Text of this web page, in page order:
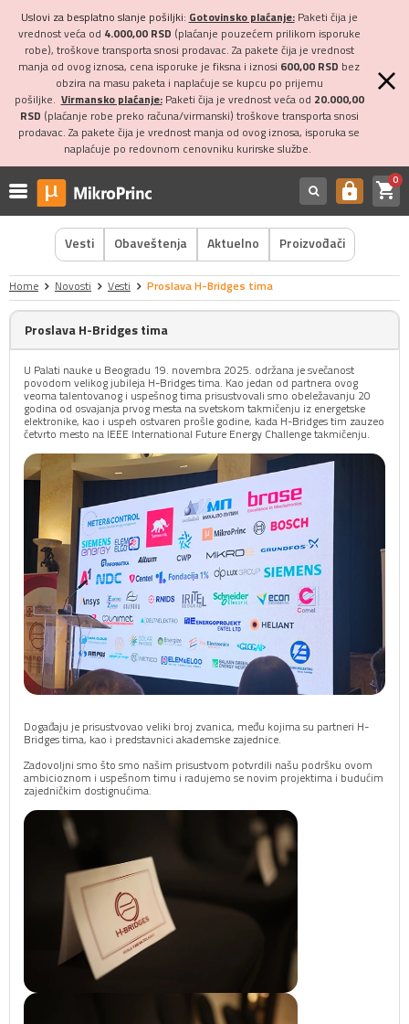
Uslovi za besplatno slanje pošiljki: Gotovinsko plaćanje:Paketi čija je
vrednost veća od 4.000,00 RSD (plaćanje pouzećem prilikom isporuke
robe), troškove transporta snosi prodavac. Za pakete čija je vrednost
manja od ovog iznosa, cena isporuke je fiksna i iznosi 600,00 RSD bez
obzira na masu paketa i naplaćuje se kupcu po prijemu
pošiljke. Virmansko plaćanje:Paketi čija je vrednost veća od 20.000,00
RSD (plaćanje robe preko računa/virmanski) troškove transporta snosi
prodavac. Za pakete čija je vrednost manja od ovog iznosa, isporuka se
naplaćuje po redovnom cenovniku kurirske službe.
https shopping_cart0
Vesti Obaveštenja Aktuelno Proizvođači
Home Novosti Vesti Proslava H-Bridges tima
Proslava H-Bridges tima
U Palati nauke u Beogradu 19. novembra 2025. održana je svečanost
povodom velikog jubileja H-Bridges tima. Kao jedan od partnera ovog
veoma talentovanog i uspešnog tima prisustvovali smo obeležavanju 20
godina od osvajanja prvog mesta na svetskom takmičenju iz energetske
elektronike, kao i uspeh ostvaren prošle godine, kada H-Bridges tim zauzeo
četvrto mesto na IEEE International Future Energy Challenge takmičenju.
Događaju je prisustvovao veliki broj zvanica, među kojima su partneri H-
Bridges tima, kao i predstavnici akademske zajednice.
Zadovoljni smo što smo našim prisustvom potvrdili našu podršku ovom
ambicioznom i uspešnom timu i radujemo se novim projektima i budućim
zajedničkim dostignućima.